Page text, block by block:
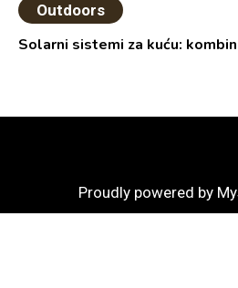
Outdoors
Solarni sistemi za kuću:
Proudly powered by